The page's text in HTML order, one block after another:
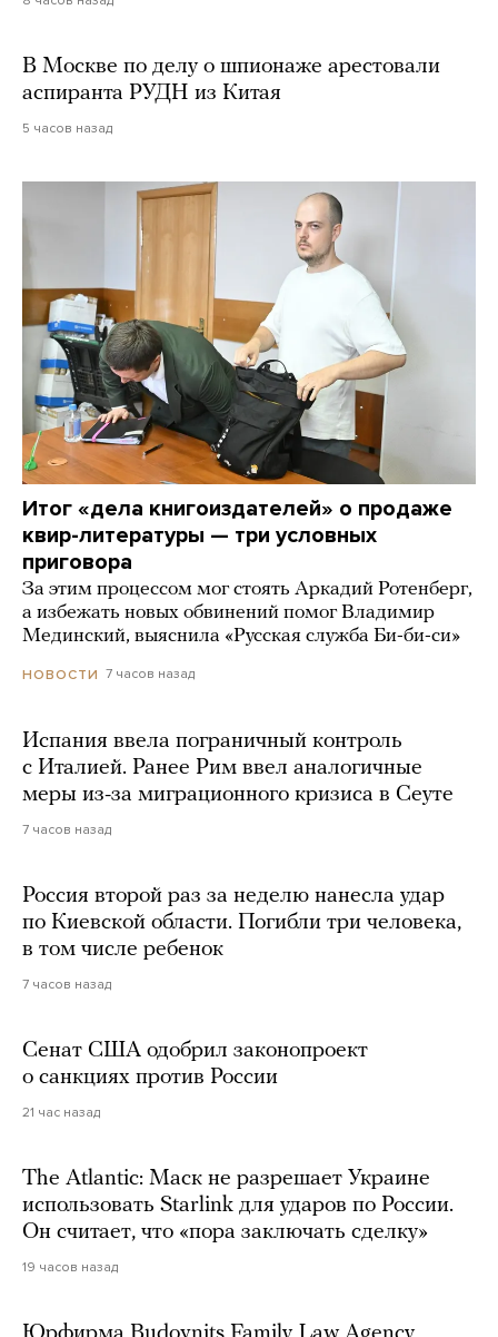
В Москве по делу о шпионаже арестовали
аспиранта РУДН из Китая
5 часов назад
Итог «дела книгоиздателей» о продаже
квир-литературы — три условных
приговора
За этим процессом мог стоять Аркадий Ротенберг,
а избежать новых обвинений помог Владимир
Мединский, выяснила «Русская служба Би-би-си»
НОВОСТИ 7 часов назад
Испания ввела пограничный контроль
с Италией. Ранее Рим ввел аналогичные
меры из-за миграционного кризиса в Сеуте
7 часов назад
Россия второй раз за неделю нанесла удар
по Киевской области. Погибли три человека,
в том числе ребенок
7 часов назад
Сенат США одобрил законопроект
о санкциях против России
21 час назад
The Atlantic: Маск не разрешает Украине
использовать Starlink для ударов по России.
Он считает, что «пора заключать сделку»
19 часов назад